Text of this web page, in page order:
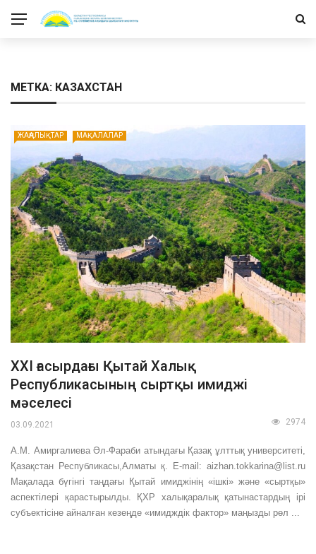
МЕТКА: КАЗАХСТАН
ЖАҢАЛЫҚТАР МАҚАЛАЛАР
ХХІ ғасырдағы Қытай Халық
Республикасының сыртқы имиджі
мәселесі
03.09.2021 2974
А.М. Амиргалиева Әл-Фараби атындағы Қазақ ұлттық университеті,
Қазақстан Республикасы,Алматы қ. E-mail: aizhan.tokkarina@list.ru
Мақалада бүгінгі таңдағы Қытай имиджінің «ішкі» және «сыртқы»
аспектілері қарастырылды. ҚХР халықаралық қатынастардың ірі
субъектісіне айналған кезеңде «имидждік фактор» маңызды рөл ...